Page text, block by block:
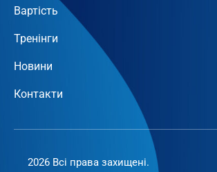
Вартість
Тренінги
Новини
Контакти
2026 Всі права захищені.